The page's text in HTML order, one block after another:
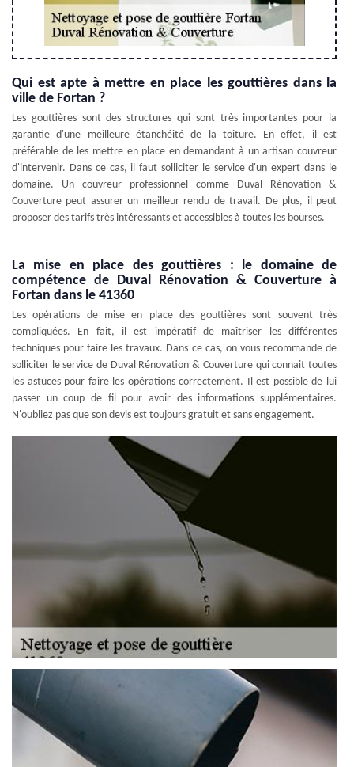
Qui est apte à mettre en place les gouttières dans la
ville de Fortan ?
Les gouttières sont des structures qui sont très importantes pour la
garantie d'une meilleure étanchéité de la toiture. En effet, il est
préférable de les mettre en place en demandant à un artisan couvreur
d'intervenir. Dans ce cas, il faut solliciter le service d'un expert dans le
domaine. Un couvreur professionnel comme Duval Rénovation &
Couverture peut assurer un meilleur rendu de travail. De plus, il peut
proposer des tarifs très intéressants et accessibles à toutes les bourses.
La mise en place des gouttières : le domaine de
compétence de Duval Rénovation & Couverture à
Fortan dans le 41360
Les opérations de mise en place des gouttières sont souvent très
compliquées. En fait, il est impératif de maîtriser les différentes
techniques pour faire les travaux. Dans ce cas, on vous recommande de
solliciter le service de Duval Rénovation & Couverture qui connait toutes
les astuces pour faire les opérations correctement. Il est possible de lui
passer un coup de fil pour avoir des informations supplémentaires.
N'oubliez pas que son devis est toujours gratuit et sans engagement.